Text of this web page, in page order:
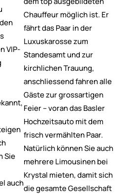
VIP-
Sie
auch
Chauffeur möglich ist. Er
fährt das Paar in der
Luxuskarosse zum
Standesamt und zur
kirchlichen Trauung,
anschliessend fahren alle
Gäste zur grossartigen
Feier – voran das Basler
Hochzeitsauto mit dem
frisch vermählten Paar.
Natürlich können Sie auch
mehrere Limousinen bei
Krystal mieten, damit sich
die gesamte Gesellschaft